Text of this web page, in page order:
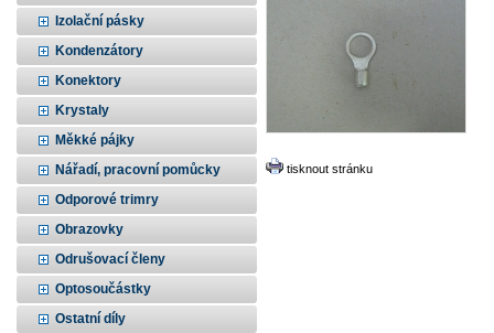
Izolační pásky
Kondenzátory
Konektory
Krystaly
Měkké pájky
Nářadí, pracovní pomůcky
Odporové trimry
Obrazovky
Odrušovací členy
Optosoučástky
Ostatní díly
tisknout stránku